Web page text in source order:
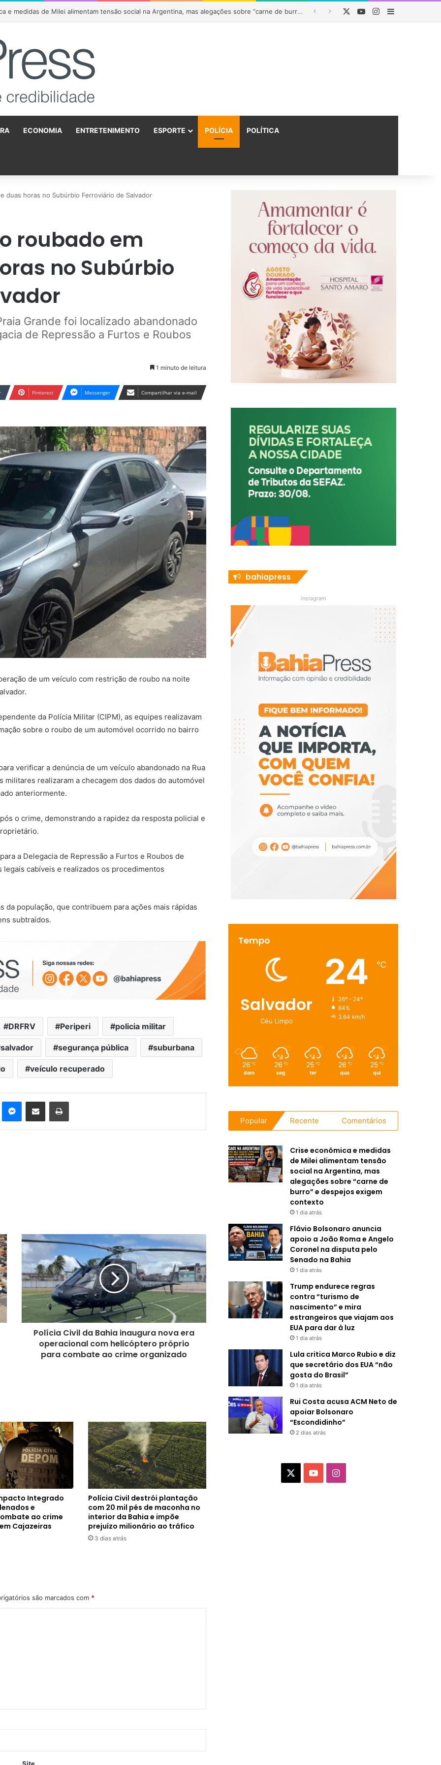
anuncia apoio a João Roma e Angelo Coronel na disputa pelo Senado na Bahia YouTubeInstagram
ECONOMIA ENTRETENIMENTO ESPORTE POLÍCIA POLÍTICA
duas horas no Subúrbio Ferroviário de Salvador
roubado em
no Subúrbio
Grande foi localizado abandonado
de Repressão a Furtos e Roubos
1 minuto de leitura
Pinterest Messenger Compartilhar via e-mail
de um veículo com restrição de roubo na noite
da Polícia Militar (CIPM), as equipes realizavam
sobre o roubo de um automóvel ocorrido no bairro
verificar a denúncia de um veículo abandonado na Rua
realizaram a checagem dos dados do automóvel
anteriormente.
o crime, demonstrando a rapidez da resposta policial e
a Delegacia de Repressão a Furtos e Roubos de
legais cabíveis e realizados os procedimentos
população, que contribuem para ações mais rápidas
subtraídos.
DRFRV Periperi policia militar
salvador segurança pública suburbana
veículo recuperado
Polícia Civil da Bahia inaugura nova era
operacional com helicóptero próprio
para combate ao crime organizado
Integrado
e
ao crime
Cajazeiras
Polícia Civil destrói plantação
com 20 mil pés de maconha no
interior da Bahia e impõe
prejuízo milionário ao tráfico
3 dias atrás
são marcados com *
Site
bahiapress
instagram
Tempo
Salvador
Céu Limpo
24 ℃
26º - 24º
84%
3.64 km/h
26 ℃
dom
26 ℃
seg
25 ℃
ter
26 ℃
qua
25 ℃
qui
Popular Recente Comentários
Crise econômica e medidas
de Milei alimentam tensão
social na Argentina, mas
alegações sobre “carne de
burro” e despejos exigem
contexto
1 dia atrás
Flávio Bolsonaro anuncia
apoio a João Roma e Angelo
Coronel na disputa pelo
Senado na Bahia
1 dia atrás
Trump endurece regras
contra “turismo de
nascimento” e mira
estrangeiros que viajam aos
EUA para dar à luz
1 dia atrás
Lula critica Marco Rubio e diz
que secretário dos EUA “não
gosta do Brasil”
1 dia atrás
Rui Costa acusa ACM Neto de
apoiar Bolsonaro
“Escondidinho”
2 dias atrás
Y
I